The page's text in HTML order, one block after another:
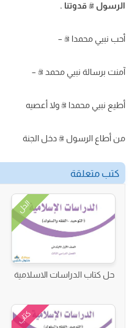
الرسول ﷺ قدوتنا .
أحب نبيي محمدا ﷺ –
آمنت برسالة نبيي محمد ﷺ –
أطيع نبيي محمدا ﷺ ولا أعصيه
من أطاع الرسول ﷺ دخل الجنة
كتب متعلقة
الحل
حل كتاب الدراسات الاسلامية
كتاب